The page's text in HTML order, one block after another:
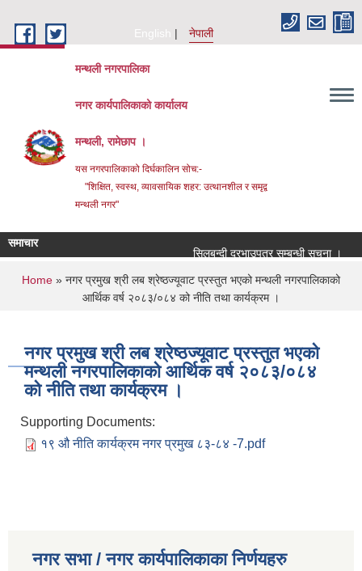
English
नेपाली
मन्थली नगरपालिका
नगर कार्यपालिकाको कार्यालय
मन्थली, रामेछाप ।
यस नगरपालिकाको दिर्घकालिन सोच:-
"शिक्षित, स्वस्थ, व्यावसायिक शहर: उत्थानशील र समृद्व
मन्थली नगर"
समाचार
सिलबन्दी दरभाउपत्र सम्बन्धी सूचना ।
You are here
Home » नगर प्रमुख श्री लब श्रेष्ठज्यूवाट प्रस्तुत भएको मन्थली नगरपालिकाको
आर्थिक वर्ष २०८३/०८४ को नीति तथा कार्यक्रम ।
नगर प्रमुख श्री लब श्रेष्ठज्यूवाट प्रस्तुत भएको
मन्थली नगरपालिकाको आर्थिक वर्ष २०८३/०८४
को नीति तथा कार्यक्रम ।
Supporting Documents:
१९ औ नीति कार्यक्रम नगर प्रमुख ८३-८४ -7.pdf
नगर सभा / नगर कार्यपालिकाका निर्णयहरु